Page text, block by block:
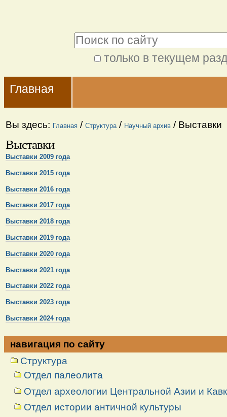
содержимому.
Перейти
навигации
только в текущем
поиск
Navigation
Главная
Вы здесь: Главная / Структура / Научный архив / Выставки
Выставки
Выставки 2009 года
Выставки 2015 года
Выставки 2016 года
Выставки 2017 года
Выставки 2018 года
Выставки 2019 года
Выставки 2020 года
Выставки 2021 года
Выставки 2022 года
Выставки 2023 года
Выставки 2024 года
навигация по сайту
Структура
Отдел палеолита
Отдел археологии Центральной Азии и
Отдел истории античной культуры